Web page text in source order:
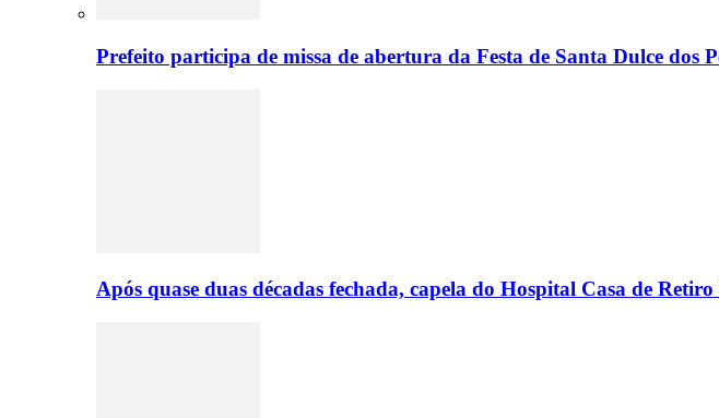
Prefeito participa de missa de abertura da Festa de Santa Dulce dos
Após quase duas décadas fechada, capela do Hospital Casa de